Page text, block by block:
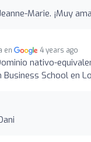
Marie. ¡Muy
en 4 years ago
nativo-
School en